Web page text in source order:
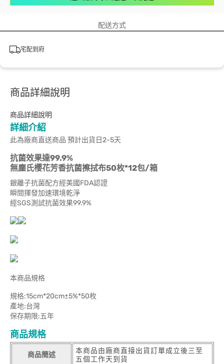
配送方式
宅配到府
商品詳細說明
商品詳細說明
詳細介紹
此為廠商直送商品 預計出貨日2-5天
抗菌效果達99.9%
無塵氏櫻花芳香抗菌擦拭布50枚*12包/箱
銀離子抗菌配方經美國FDA認證
瞬間揮發加速環境乾淨
經SGS測試抗菌效果99.9%
本商品規格
規格:15cm*20cm±5%*50枚
產地:台灣
保存期限:五年
商品規格
商品簡述
本商品由廠商直接出貨訂單成立後三至
五個工作天到貨